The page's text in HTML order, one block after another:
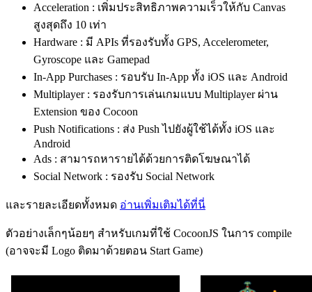
Acceleration : เพิ่มประสิทธิภาพความเร็วให้กับ Canvas
สูงสุดถึง 10 เท่า
Hardware : มี APIs ที่รองรับทั้ง GPS, Accelerometer,
Gyroscope และ Gamepad
In-App Purchases : รอบรับ In-App ทั้ง iOS และ Android
Multiplayer : รองรับการเล่นเกมแบบ Multiplayer ผ่าน
Extension ของ Cocoon
Push Notifications : ส่ง Push ไปยังผู้ใช้ได้ทั้ง iOS และ
Android
Ads : สามารถหารายได้ด้วยการติดโฆษณาได้
Social Network : รองรับ Social Network
และรายละเอียดทั้งหมด อ่านเพิ่มเติมได้ที่นี่
ตัวอย่างเล็กๆน้อยๆ สำหรับเกมที่ใช้ CocoonJS ในการ compile
(อาจจะมี Logo ติดมาด้วยตอน Start Game)